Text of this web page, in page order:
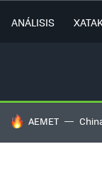
ANÁLISIS
HOY SE HABLA
AEMET